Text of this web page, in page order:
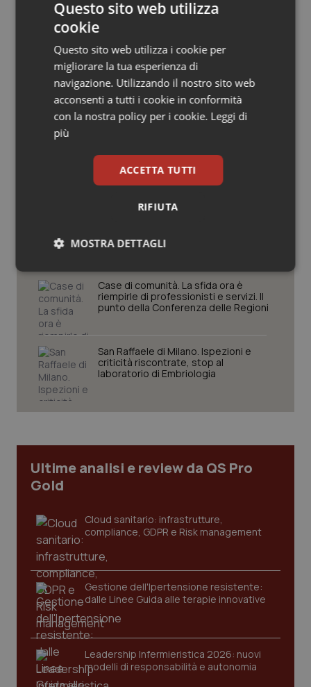
Salute orale & impianti
Sangue & coagulazione
Tiroide
Tumore al seno
Tumore ovarico
Ulcera & Reflusso
Vaccini
Potrebbe interessarti in
Lazio
Settimana della Scienza dello
Spallanzani: capire la ricerca per
comprendere il presente
fotografano la qualità reale del Ssn”
Case di comunità. La sfida ora è
riempirle di professionisti e servizi. Il
punto della Conferenza delle Regioni
San Raffaele di Milano. Ispezioni e
criticità riscontrate, stop al
laboratorio di Embriologia
Ultime analisi e review da QS Pro
Gold
Cloud sanitario: infrastrutture,
compliance, GDPR e Risk management
Gestione dell'Ipertensione resistente:
dalle Linee Guida alle terapie innovative
Leadership Infermieristica 2026: nuovi
modelli di responsabilità e autonomia
Questo sito web utilizza
cookie
Questo sito web utilizza i cookie per
migliorare la tua esperienza di
navigazione. Utilizzando il nostro sito web
acconsenti a tutti i cookie in conformità
con la nostra policy per i cookie. Leggi di
più
ACCETTA TUTTI
RIFIUTA
MOSTRA DETTAGLI
Necessari Statistici Marketing
Necessari Statistici Marketing
I cookie necessari contribuiscono a rendere fruibile il
Fornitore / Dominio